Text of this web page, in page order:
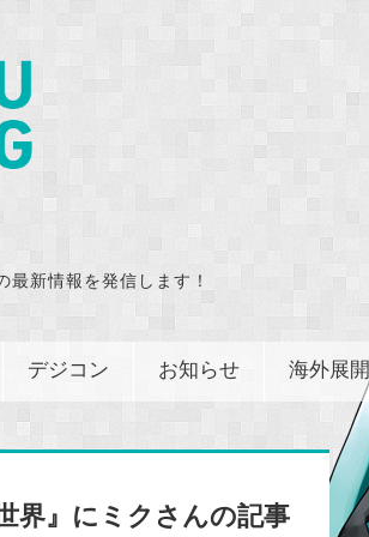
新情報を発信します！
デジコン お知らせ 海外展開
界』にミクさんの記事